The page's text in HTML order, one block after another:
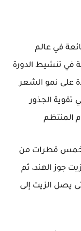
في عالم
في تنشيط الدورة
على نمو الشعر
الجذور
المنتظم
خمس قطرات من
جوز الهند، ثم
يصل الزيت إلى